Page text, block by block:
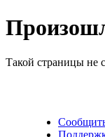
Такой страницы не